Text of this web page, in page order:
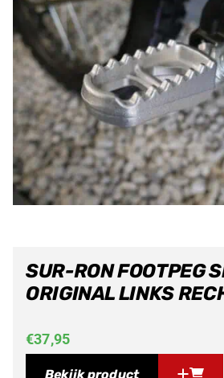
SUR-RON FOOTPEG
ORIGINAL LINKS
€37,95
Bekijk product